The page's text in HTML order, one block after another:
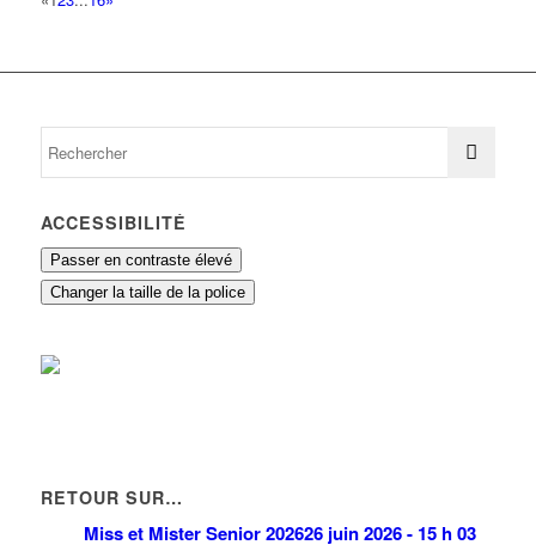
ACCESSIBILITÉ
Passer en contraste élevé
Changer la taille de la police
RETOUR SUR…
Miss et Mister Senior 202626 juin 2026 - 15 h 03